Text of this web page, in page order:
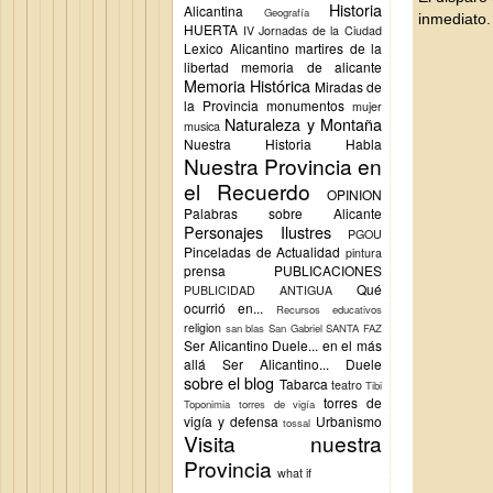
Alicantina Geografía Historia
HUERTA IV Jornadas de la Ciudad
Lexico Alicantino martires de la
libertad
memoria de alicante
Memoria Histórica Miradas de
la Provincia monumentos mujer
musica Naturaleza y Montaña
Nuestra Historia Habla
Nuestra Provincia en
el Recuerdo
OPINION
Palabras sobre Alicante
Personajes Ilustres PGOU
Pinceladas de Actualidad pintura
prensa PUBLICACIONES
PUBLICIDAD ANTIGUA
Qué
ocurrió en...
Recursos educativos
religion san blas San Gabriel SANTA FAZ
Ser Alicantino Duele... en el más
allá
Ser Alicantino... Duele
sobre el blog Tabarca teatro Tibi
Toponimia torres de vigía torres de
vigía y defensa tossal Urbanismo
Visita nuestra
Provincia what if
inmediato.